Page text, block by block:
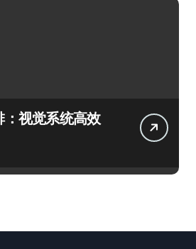
视觉系统高效